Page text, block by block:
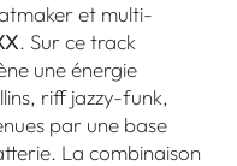
et multi-
. Sur ce track
une énergie
riff jazzy-funk,
par une base
La combinaison